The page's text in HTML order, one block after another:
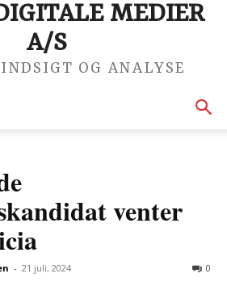
MEDIER
A/S
OG ANALYSE
venter
- 21 juli, 2024 0